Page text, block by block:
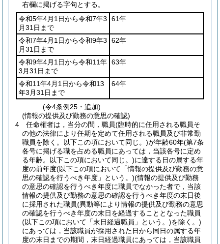
右欄に掲げる字句とする。
令和5年4月1日から令和7年3
月31日まで
61年
令和7年4月1日から令和9年3
月31日まで
62年
令和9年4月1日から令和11年
3月31日まで
63年
令和11年4月1日から令和13
年3月31日まで
64年
(令4条例25・追加)
(情報の提供及び勤務の意思の確認)
4
任命権者は，当分の間，職員(臨時的に任用される職員そ
の他の法律により任期を定めて任用される職員及び非常勤
職員を除く。以下この項において同じ。)が年齢60年(第7条
各号に掲げる職を占める職員にあっては，当該各号に定め
る年齢。以下この項において同じ。)に達する日の属する年
度の前年度(以下この項において「情報の提供及び勤務の意
思の確認を行うべき年度」という。)(情報の提供及び勤務
の意思の確認を行うべき年度に職員でなかった者で，当該
情報の提供及び勤務の意思の確認を行うべき年度の末日後
に採用された職員(異動等により情報の提供及び勤務の意思
の確認を行うべき年度の末日を経過することとなった職員
(以下この項において「末日経過職員」という。)を除く。)
にあっては，当該職員が採用された日から同日の属する年
度の末日までの期間，末日経過職員にあっては，当該職員